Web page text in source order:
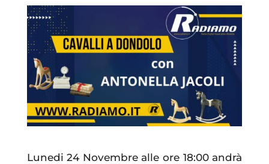
Lunedi 24 Novembre alle ore 18:00 andrà